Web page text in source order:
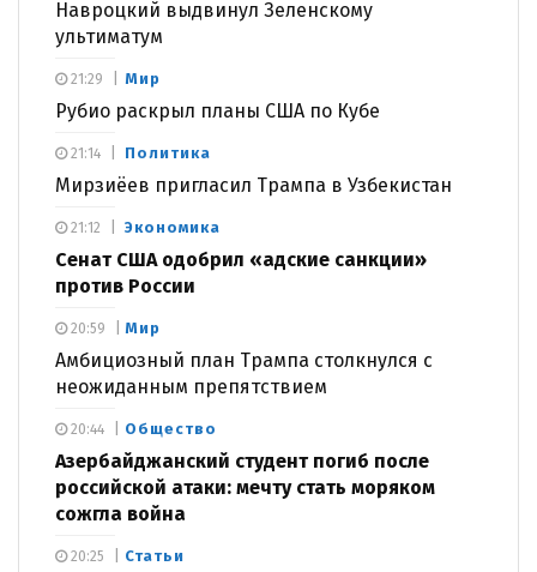
Навроцкий выдвинул Зеленскому
ультиматум
Мир
Рубио раскрыл планы США по Кубе
21:29
Политика
Мирзиёев пригласил Трампа в Узбекистан
21:14
Экономика
Сенат США одобрил «адские санкции»
против России
21:12
Мир
Амбициозный план Трампа столкнулся с
неожиданным препятствием
20:59
Общество
Азербайджанский студент погиб после
российской атаки: мечту стать моряком
сожгла война
20:44
Статьи
20:25